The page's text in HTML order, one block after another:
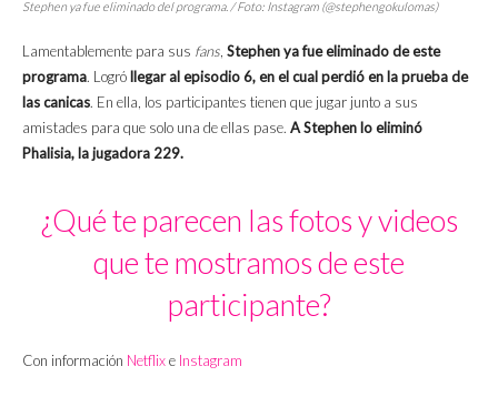
Stephen ya fue eliminado del programa. / Foto: Instagram (@stephengokulomas)
Lamentablemente para sus fans Stephen ya fue eliminado de este
programa. Logró llegar al episodio 6, en el cual perdió en la prueba de
las canicas. En ella, los participantes tienen que jugar junto a sus
amistades para que solo una de ellas pase. A Stephen lo eliminó
Phalisia, la jugadora 229.
¿Qué te parecen las fotos y videos
que te mostramos de este
participante?
Con información Netflixe Instagram